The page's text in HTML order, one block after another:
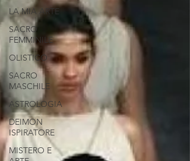
LA MIA ARTE
SACRO
FEMMINILE
OLISTICO
SACRO
MASCHILE
ASTROLOGIA
DEIMON
ISPIRATORE
MISTERO E